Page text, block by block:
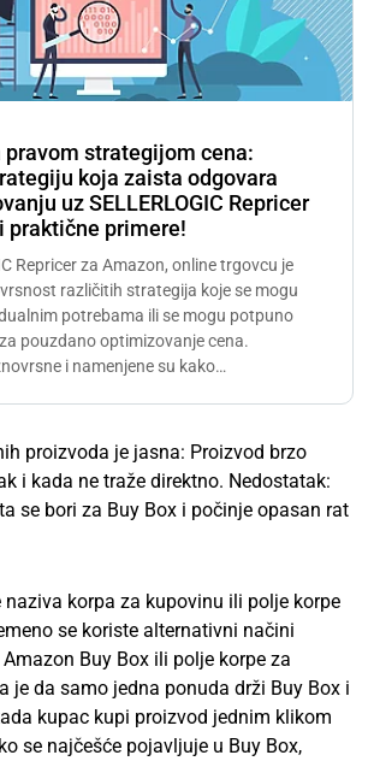
pravom strategijom cena:
koja zaista odgovara
uz SELLERLOGIC Repricer
praktične primere!
Repricer za Amazon, online trgovcu je
različitih strategija koje se mogu
potrebama ili se mogu potpuno
pouzdano optimizovanje cena.
i namenjene su kako…
proizvoda je jasna: Proizvod brzo
i kada ne traže direktno. Nedostatak:
se bori za Buy Box i počinje opasan rat
naziva korpa za kupovinu ili polje korpe
se koriste alternativni načini
Buy Box ili polje korpe za
je da samo jedna ponuda drži Buy Box i
kupac kupi proizvod jednim klikom
se najčešće pojavljuje u Buy Box,